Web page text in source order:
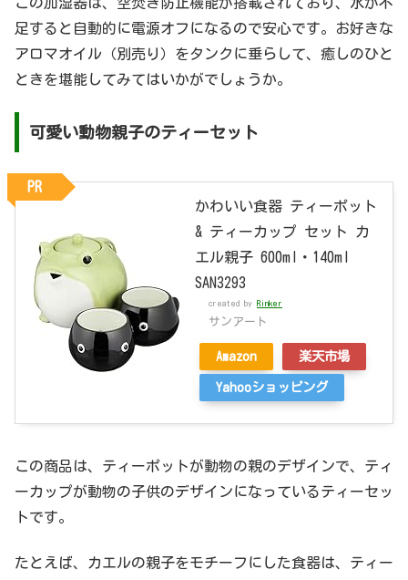
足すると自動的に電源オフになるので安心です。お好きな
アロマオイル（別売り）をタンクに垂らして、癒しのひと
ときを堪能してみてはいかがでしょうか。
可愛い動物親子のティーセット
かわいい食器 ティーポット
& ティーカップ セット カ
エル親子 600ml・140ml
SAN3293
created by Rinker
サンアート
Amazon 楽天市場
Yahooショッピング
PR
この商品は、ティーポットが動物の親のデザインで、ティ
ーカップが動物の子供のデザインになっているティーセッ
トです。
たとえば、カエルの親子をモチーフにした食器は、ティー